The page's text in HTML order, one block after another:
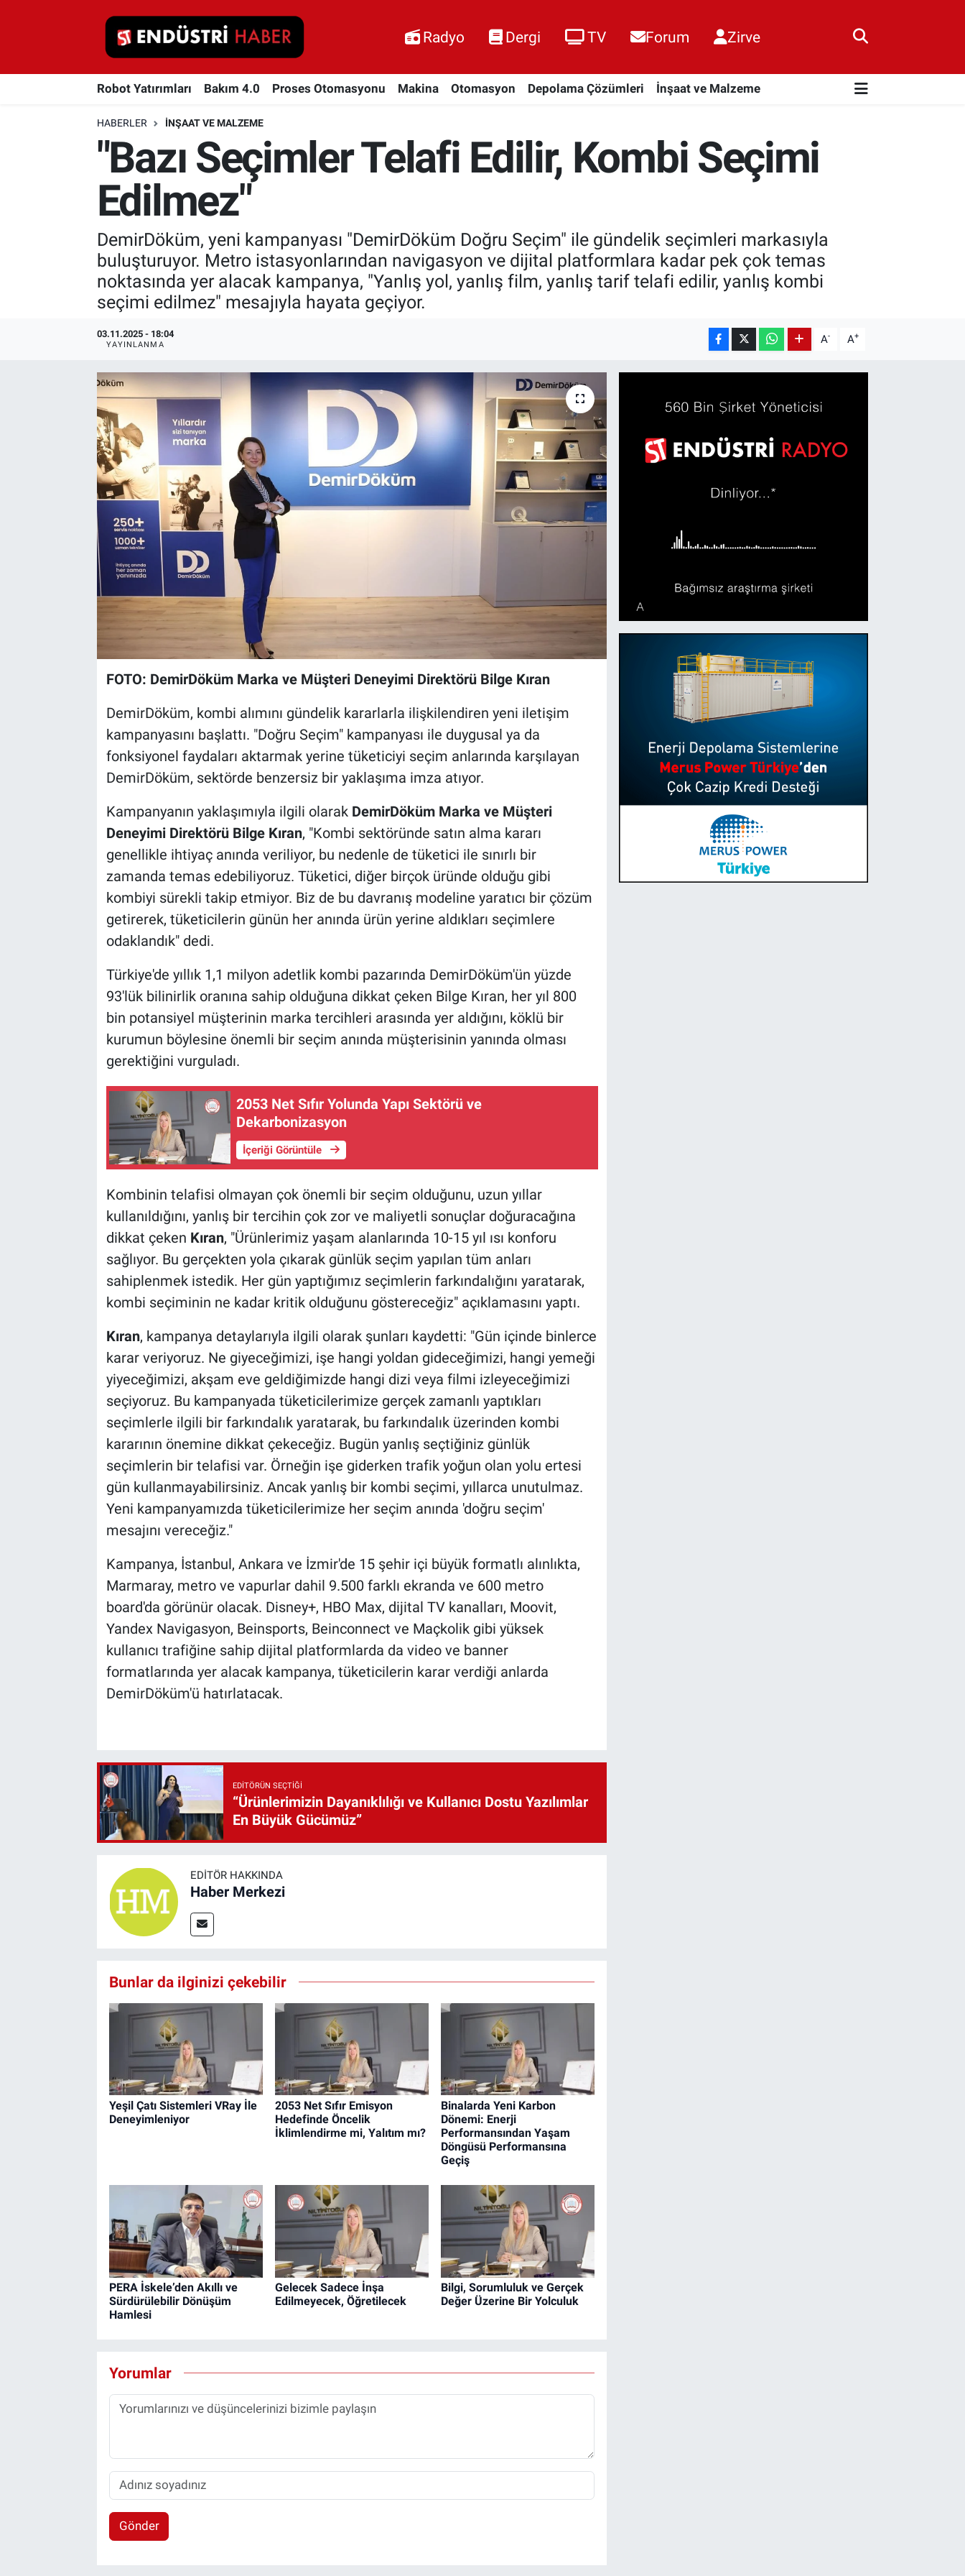
Radyo Dergi TV Forum Zirve
Robot Yatırımları Bakım 4.0 Proses Otomasyonu Makina Otomasyon Depolama Çözümleri İnşaat ve Malzeme
HABERLER İNŞAAT VE MALZEME
"Bazı Seçimler Telafi Edilir, Kombi Seçimi
Edilmez"
DemirDöküm, yeni kampanyası "DemirDöküm Doğru Seçim" ile gündelik seçimleri markasıyla
buluşturuyor. Metro istasyonlarından navigasyon ve dijital platformlara kadar pek çok temas
noktasında yer alacak kampanya, "Yanlış yol, yanlış film, yanlış tarif telafi edilir, yanlış kombi
seçimi edilmez" mesajıyla hayata geçiyor.
03.11.2025 - 18:04
YAYINLANMA A- A+
FOTO: DemirDöküm Marka ve Müşteri Deneyimi Direktörü Bilge Kıran
DemirDöküm, kombi alımını gündelik kararlarla ilişkilendiren yeni iletişim
kampanyasını başlattı. "Doğru Seçim" kampanyası ile duygusal ya da
fonksiyonel faydaları aktarmak yerine tüketiciyi seçim anlarında karşılayan
DemirDöküm, sektörde benzersiz bir yaklaşıma imza atıyor.
Kampanyanın yaklaşımıyla ilgili olarak DemirDöküm Marka ve Müşteri
Deneyimi Direktörü Bilge Kıran, "Kombi sektöründe satın alma kararı
genellikle ihtiyaç anında veriliyor, bu nedenle de tüketici ile sınırlı bir
zamanda temas edebiliyoruz. Tüketici, diğer birçok üründe olduğu gibi
kombiyi sürekli takip etmiyor. Biz de bu davranış modeline yaratıcı bir çözüm
getirerek, tüketicilerin günün her anında ürün yerine aldıkları seçimlere
odaklandık" dedi.
Türkiye'de yıllık 1,1 milyon adetlik kombi pazarında DemirDöküm'ün yüzde
93'lük bilinirlik oranına sahip olduğuna dikkat çeken Bilge Kıran, her yıl 800
bin potansiyel müşterinin marka tercihleri arasında yer aldığını, köklü bir
kurumun böylesine önemli bir seçim anında müşterisinin yanında olması
gerektiğini vurguladı.
2053 Net Sıfır Yolunda Yapı Sektörü ve
Dekarbonizasyon
İçeriği Görüntüle
Kombinin telafisi olmayan çok önemli bir seçim olduğunu, uzun yıllar
kullanıldığını, yanlış bir tercihin çok zor ve maliyetli sonuçlar doğuracağına
dikkat çeken Kıran, "Ürünlerimiz yaşam alanlarında 10-15 yıl ısı konforu
sağlıyor. Bu gerçekten yola çıkarak günlük seçim yapılan tüm anları
sahiplenmek istedik. Her gün yaptığımız seçimlerin farkındalığını yaratarak,
kombi seçiminin ne kadar kritik olduğunu göstereceğiz" açıklamasını yaptı.
Kıran, kampanya detaylarıyla ilgili olarak şunları kaydetti: "Gün içinde binlerce
karar veriyoruz. Ne giyeceğimizi, işe hangi yoldan gideceğimizi, hangi yemeği
yiyeceğimizi, akşam eve geldiğimizde hangi dizi veya filmi izleyeceğimizi
seçiyoruz. Bu kampanyada tüketicilerimize gerçek zamanlı yaptıkları
seçimlerle ilgili bir farkındalık yaratarak, bu farkındalık üzerinden kombi
kararının önemine dikkat çekeceğiz. Bugün yanlış seçtiğiniz günlük
seçimlerin bir telafisi var. Örneğin işe giderken trafik yoğun olan yolu ertesi
gün kullanmayabilirsiniz. Ancak yanlış bir kombi seçimi, yıllarca unutulmaz.
Yeni kampanyamızda tüketicilerimize her seçim anında 'doğru seçim'
mesajını vereceğiz."
Kampanya, İstanbul, Ankara ve İzmir'de 15 şehir içi büyük formatlı alınlıkta,
Marmaray, metro ve vapurlar dahil 9.500 farklı ekranda ve 600 metro
board'da görünür olacak. Disney+, HBO Max, dijital TV kanalları, Moovit,
Yandex Navigasyon, Beinsports, Beinconnect ve Maçkolik gibi yüksek
kullanıcı trafiğine sahip dijital platformlarda da video ve banner
formatlarında yer alacak kampanya, tüketicilerin karar verdiği anlarda
DemirDöküm'ü hatırlatacak.
EDITÖRÜN SEÇTIĞI
“Ürünlerimizin Dayanıklılığı ve Kullanıcı Dostu Yazılımlar
En Büyük Gücümüz”
EDITÖR HAKKINDA
Haber Merkezi
Bunlar da ilginizi çekebilir
Yeşil Çatı Sistemleri VRay İle
Deneyimleniyor
2053 Net Sıfır Emisyon
Hedefinde Öncelik
İklimlendirme mi, Yalıtım mı?
Binalarda Yeni Karbon
Dönemi: Enerji
Performansından Yaşam
Döngüsü Performansına
Geçiş
PERA İskele’den Akıllı ve
Sürdürülebilir Dönüşüm
Hamlesi
Gelecek Sadece İnşa
Edilmeyecek, Öğretilecek
Bilgi, Sorumluluk ve Gerçek
Değer Üzerine Bir Yolculuk
Yorumlar
Gönder
Robot Yatırımları
Proses Otomasyonu
Otomasyon
Depolama Çözümleri
İnşaat ve Malzeme
HaberOrtak
Enerjisini Üreten Fabrikalar
Endüstri 4.0 Uygulamaları
Ağır Sanayi Çözümleri